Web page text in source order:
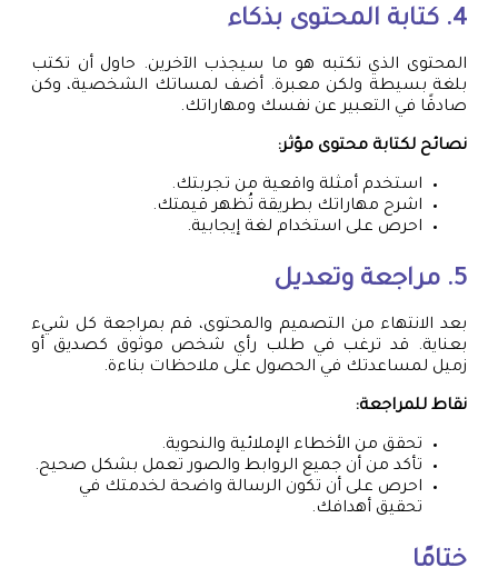
4. كتابة المحتوى بذكاء
المحتوى الذي تكتبه هو ما سيجذب الآخرين. حاول أن تكتب
بلغة بسيطة ولكن معبرة. أضف لمساتك الشخصية، وكن
صادقًا في التعبير عن نفسك ومهاراتك.
نصائح لكتابة محتوى مؤثر:
استخدم أمثلة واقعية من تجربتك.
اشرح مهاراتك بطريقة تُظهر قيمتك.
احرص على استخدام لغة إيجابية.
5. مراجعة وتعديل
بعد الانتهاء من التصميم والمحتوى، قم بمراجعة كل شيء
بعناية. قد ترغب في طلب رأي شخص موثوق كصديق أو
زميل لمساعدتك في الحصول على ملاحظات بناءة.
نقاط للمراجعة:
تحقق من الأخطاء الإملائية والنحوية.
تأكد من أن جميع الروابط والصور تعمل بشكل صحيح.
احرص على أن تكون الرسالة واضحة لخدمتك في
تحقيق أهدافك.
ختامًا